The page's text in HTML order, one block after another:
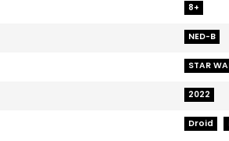
8+
NED-B
STAR
2022
Droid